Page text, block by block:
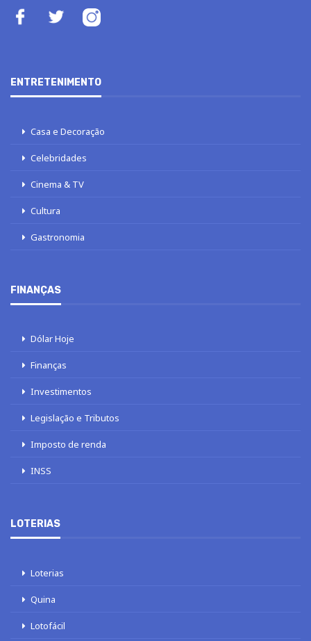
ENTRETENIMENTO
Casa e Decoração
Celebridades
Cinema & TV
Cultura
Gastronomia
FINANÇAS
Dólar Hoje
Finanças
Investimentos
Legislação e Tributos
Imposto de renda
INSS
LOTERIAS
Loterias
Quina
Lotofácil